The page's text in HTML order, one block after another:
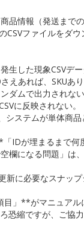
品情報（発送ま
CSVファイルをダ
生した現象CSVデ
えあれば、SKU
ダムで出力されない
に反映されない。
ステムが単体商品
IDが埋まるまで
欄になる問題」は
新に必要なスナッ
」**がマニュア
恐縮ですが、ご協